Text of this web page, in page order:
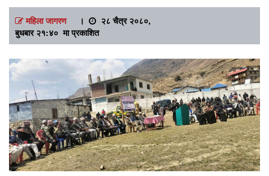
महिला जागरण।
२८ चैत्र २०८०,
बुधबार २१:४० मा प्रकाशित